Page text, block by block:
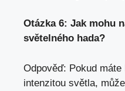
Otázka 6: Jak mohu
světelného hada?
Odpověď: Pokud
intenzitou světla,